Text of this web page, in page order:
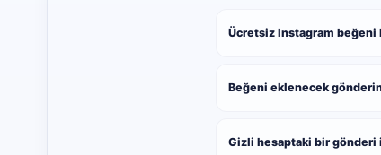
Ücretsiz Instagram
Beğeni eklenecek
Gizli hesaptaki bir gönderi